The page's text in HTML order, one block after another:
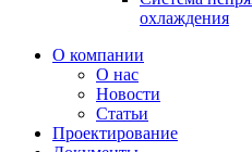
охлаждения
О компании
О нас
Новости
Статьи
Проектирование